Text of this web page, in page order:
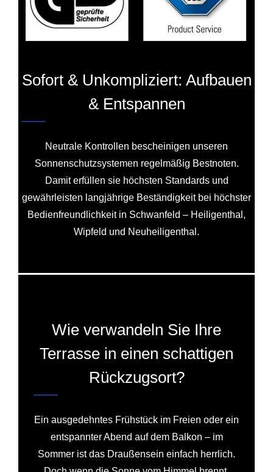
Sofort & Unkompliziert: Aufbauen
& Entspannen
Neutrale Kontrollen bescheinigen unseren
Sonnenschutzsystemen regelmäßig Bestnoten.
Damit erfüllen sie höchsten Standards und
gewährleisten langjährige Beständigkeit bei höchster
Bedienfreundlichkeit in Schwanfeld – Heiligenthal,
Wipfeld und Neuheiligenthal.
Wie verwandeln Sie Ihre
Terrasse in einen schattigen
Rückzugsort?
Ein ausgedehntes Frühstück im Freien oder ein
entspannter Abend auf dem Balkon – im
Sommer ist das Draußensein einfach herrlich.